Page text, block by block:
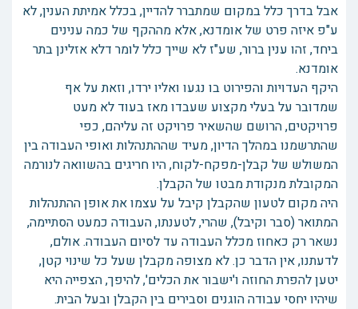
אבל בדרך כלל במקום שמתברר להדיין, בכלל אמיתת הענין, לא
ע"פ איזה פרט של אומדנא, אלא מההקף של כמה ענינים
ביחד, זהו ענין ברור, שע"ז לא שייך כלל לומר דלא אזלינן בתר
אומדנא.
היקף העדויות והפירוט בו נגעו ואליו ירדו, וזאת על אף
שמדובר על בעלי מקצוע שעבדו מאז בעוד לא מעט
פרויקטים, הרושם שהשאיר פרויקט זה עליהם, כפי
שהתרשמנו במהלך הדיון, מעיד שההתנהלות ואופי העבודה בין
המשולש של קבלן-מפקח-לקוח, היו חריגים בהשוואה לנורמה
המקובלת מנקודת מבטו של הקבלן.
היה מקום לטעון שהקבלן קיבל על עצמו את אופן ההתנהלות
המתואר (סבר וקיבל), שהרי, לטענתו, העבודה כמעט הסתיימה,
נשאר רק כאחוז מכלל העבודה עד לסיום העבודה. אולם,
לדעתנו, אין הדבר כן. לא מצופה מקבלן שעל כל שינוי קטן,
יטען להפרת החוזה ו'ישבור את הכלים', להיפך, הצפייה היא
שיהיו יחסי עבודה הוגנים וסבירים בין הקבלן ובעל הבית.